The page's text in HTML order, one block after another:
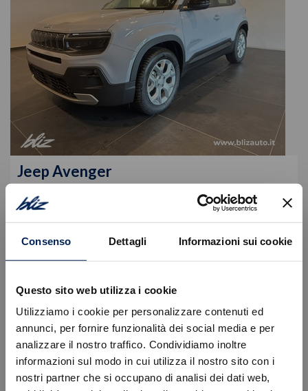
Consenso Dettagli Informazioni sui cookie
Questo sito web utilizza i cookie
Utilizziamo i cookie per personalizzare contenuti ed
annunci, per fornire funzionalità dei social media e per
analizzare il nostro traffico. Condividiamo inoltre
informazioni sul modo in cui utilizza il nostro sito con i
nostri partner che si occupano di analisi dei dati web,
JeepAvenger
€
Tipologia
Nuovo